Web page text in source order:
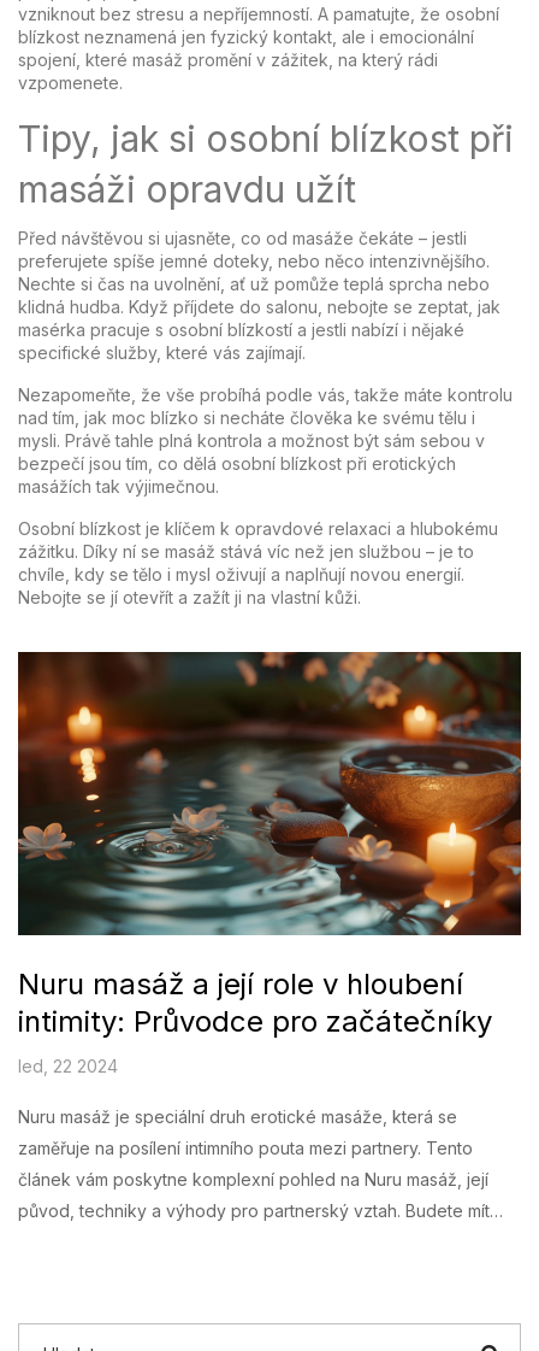
vzniknout bez stresu a nepříjemností. A pamatujte, že osobní
blízkost neznamená jen fyzický kontakt, ale i emocionální
spojení, které masáž promění v zážitek, na který rádi
vzpomenete.
Tipy, jak si osobní blízkost při
masáži opravdu užít
Před návštěvou si ujasněte, co od masáže čekáte – jestli
preferujete spíše jemné doteky, nebo něco intenzivnějšího.
Nechte si čas na uvolnění, ať už pomůže teplá sprcha nebo
klidná hudba. Když příjdete do salonu, nebojte se zeptat, jak
masérka pracuje s osobní blízkostí a jestli nabízí i nějaké
specifické služby, které vás zajímají.
Nezapomeňte, že vše probíhá podle vás, takže máte kontrolu
nad tím, jak moc blízko si necháte člověka ke svému tělu i
mysli. Právě tahle plná kontrola a možnost být sám sebou v
bezpečí jsou tím, co dělá osobní blízkost při erotických
masážích tak výjimečnou.
Osobní blízkost je klíčem k opravdové relaxaci a hlubokému
zážitku. Díky ní se masáž stává víc než jen službou – je to
chvíle, kdy se tělo i mysl oživují a naplňují novou energií.
Nebojte se jí otevřít a zažít ji na vlastní kůži.
Nuru masáž a její role v hloubení
intimity: Průvodce pro začátečníky
led, 22 2024
Nuru masáž je speciální druh erotické masáže, která se
zaměřuje na posílení intimního pouta mezi partnery. Tento
článek vám poskytne komplexní pohled na Nuru masáž, její
původ, techniky a výhody pro partnerský vztah. Budete mít